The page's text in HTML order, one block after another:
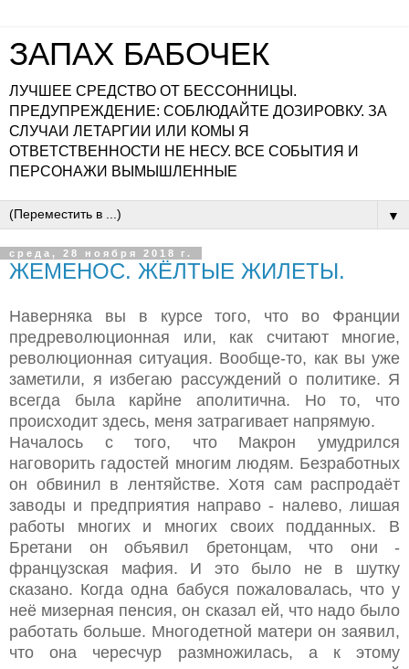
ЗАПАХ БАБОЧЕК
ЛУЧШЕЕ СРЕДСТВО ОТ БЕССОННИЦЫ.
ПРЕДУПРЕЖДЕНИЕ: СОБЛЮДАЙТЕ ДОЗИРОВКУ. ЗА
СЛУЧАИ ЛЕТАРГИИ ИЛИ КОМЫ Я
ОТВЕТСТВЕННОСТИ НЕ НЕСУ. ВСЕ СОБЫТИЯ И
ПЕРСОНАЖИ ВЫМЫШЛЕННЫЕ
▼
среда, 28 ноября 2018 г.
ЖЕМЕНОС. ЖЁЛТЫЕ ЖИЛЕТЫ.
Наверняка вы в курсе того, что во Франции
предреволюционная или, как считают многие,
революционная ситуация. Вообще-то, как вы уже
заметили, я избегаю рассуждений о политике. Я
всегда была карйне аполитична. Но то, что
происходит здесь, меня затрагивает напрямую.
Началось с того, что Макрон умудрился
наговорить гадостей многим людям. Безработных
он обвинил в лентяйстве. Хотя сам распродаёт
заводы и предприятия направо - налево, лишая
работы многих и многих своих подданных. В
Бретани он объявил бретонцам, что они -
французская мафия. И это было не в шутку
сказано. Когда одна бабуся пожаловалась, что у
неё мизерная пенсия, он сказал ей, что надо было
работать больше. Многодетной матери он заявил,
что она чересчур размножилась, а к этому